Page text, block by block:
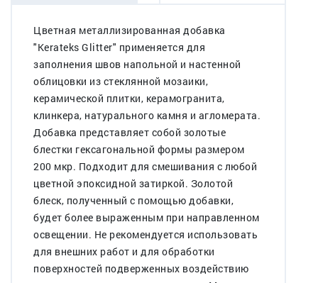
Цветная металлизированная добавка
"Kerateks Glitter" применяется для
заполнения швов напольной и настенной
облицовки из стеклянной мозаики,
керамической плитки, керамогранита,
клинкера, натурального камня и агломерата.
Добавка представляет собой золотые
блестки гексагональной формы размером
200 мкр. Подходит для смешивания с любой
цветной эпоксидной затиркой. Золотой
блеск, полученный с помощью добавки,
будет более выраженным при направленном
освещении. Не рекомендуется использовать
для внешних работ и для обработки
поверхностей подверженных воздействию